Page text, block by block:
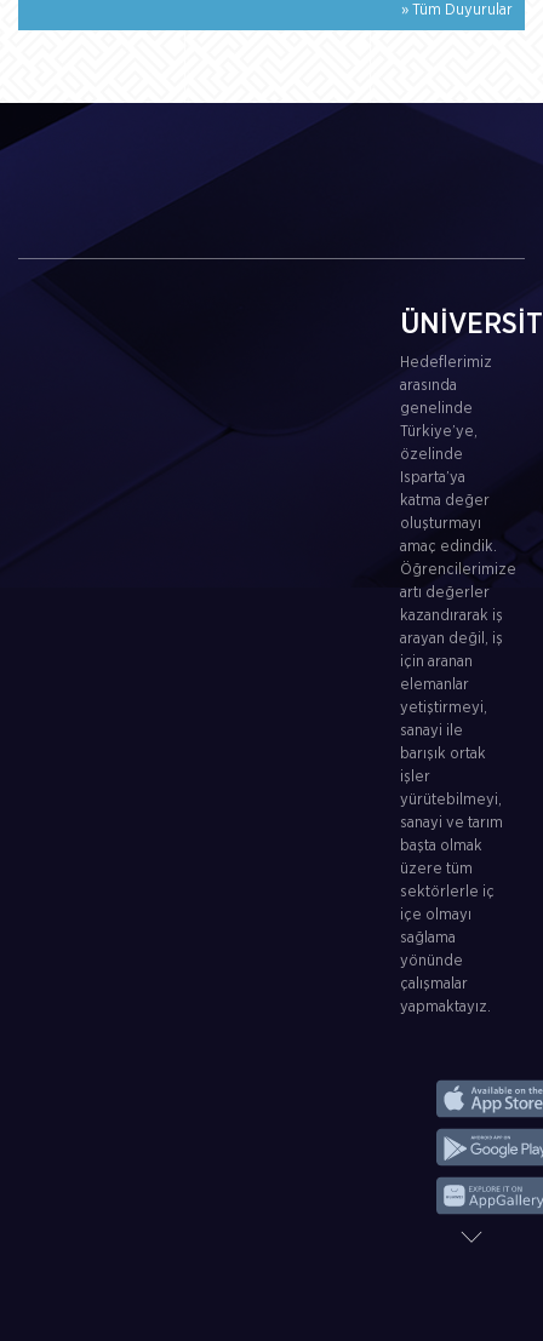
» Tüm Duyurular
Hedeflerimiz
arasında
genelinde
Türkiye’ye,
özelinde
Isparta’ya
katma değer
oluşturmayı
amaç edindik.
Öğrencilerimize
artı değerler
kazandırarak iş
arayan değil, iş
için aranan
elemanlar
yetiştirmeyi,
sanayi ile
barışık ortak
işler
yürütebilmeyi,
sanayi ve tarım
başta olmak
üzere tüm
sektörlerle iç
içe olmayı
sağlama
yönünde
çalışmalar
yapmaktayız.